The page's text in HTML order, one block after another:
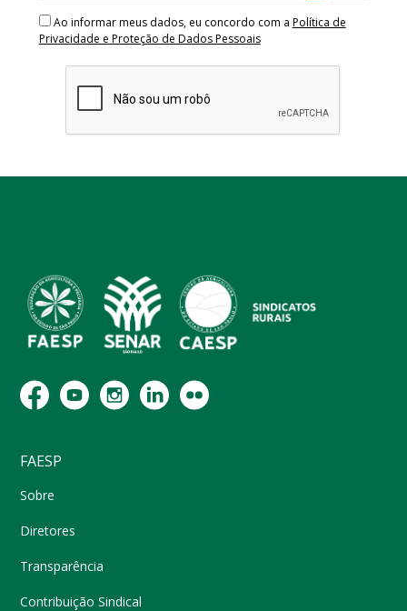
Ao informar meus dados, eu concordo com a Política de
Privacidade e Proteção de Dados Pessoais
FAESP
Sobre
Diretores
Transparência
Contribuição Sindical